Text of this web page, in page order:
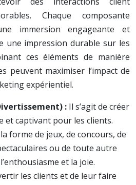
Chaque composante
immersion engageante et
une impression durable sur les
ces éléments de manière
peuvent maximiser l’impact de
expérientiel.
: Il s’agit de créer
et captivant pour les clients.
forme de jeux, de concours, de
ou de toute autre
et la joie.
les clients et de leur faire